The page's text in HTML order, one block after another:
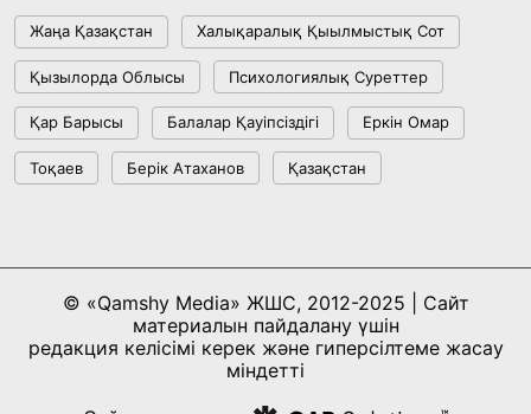
Мемлекет басшысы Көбейтұз көлінің жай-
күйіне назар аударды
18:22, 17 Шілде 2026
10:28, 15 Шілде 2026
Қазақстан ҰҚК: уақыт сын-қатерлері және
ұлттық мүддені қорғау
Жаңа Қазақстан Халықаралық Қыылмыстық Сот
Қызылорда Облысы Психологиялық Суреттер
Қар Барысы Балалар Қауіпсіздігі Еркін Омар
Тоқаев Берік Атаханов Қазақстан
© «Qamshy Media» ЖШС, 2012-2025 | Сайт
материалын пайдалану үшін
редакция келісімі керек және гиперсілтеме жасау
міндетті